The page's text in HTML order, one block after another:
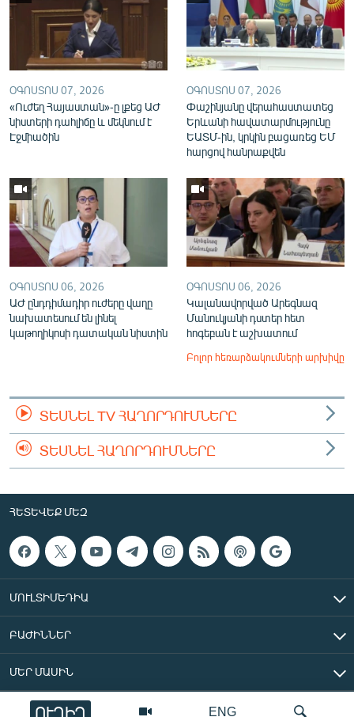
ENG
ՈՒՂԻՂ
ՕԳՈՍՏՈՍ 07, 2026
«Ուժեղ Հայաստան»-ը լքեց ԱԺ
նիստերի դահլիճը և մեկնում է
Էջմիածին
ՕԳՈՍՏՈՍ 07, 2026
Փաշինյանը վերահաստատեց
Երևանի հավատարմությունը
ԵԱՏՄ-ին, կրկին բացառեց ԵՄ
հարցով հանրաքվեն
ՕԳՈՍՏՈՍ 06, 2026
ԱԺ ընդդիմադիր ուժերը վաղը
նախատեսում են լինել
կաթողիկոսի դատական նիստին
ՕԳՈՍՏՈՍ 06, 2026
Կալանավորված Արեգնազ
Մանուկյանի դստեր հետ
հոգեբան է աշխատում
Բոլոր հեռարձակումների արխիվը
ՏԵՍՆԵԼ TV ՀԱՂՈՐԴՈՒՄՆԵՐԸ
ՏԵՍՆԵԼ ՀԱՂՈՐԴՈՒՄՆԵՐԸ
ՀԵՏԵՎԵՔ ՄԵԶ
ՄՈՒԼՏԻՄԵԴԻԱ
ԲԱԺԻՆՆԵՐ
ՄԵՐ ՄԱՍԻՆ
«Ազատ Եվրոպա/Ազատություն» ռադիոկայան © 2026